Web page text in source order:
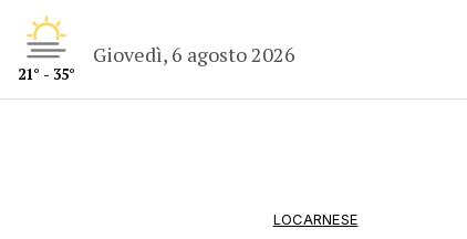
21° - 35°
Giovedì, 6 agosto 2026
LOCARNESE